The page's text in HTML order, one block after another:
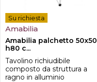
Su richiesta
Amabilia
Amabilia palchetto 50x50
h80 c...
Tavolino richiudibile
composto da struttura a
ragno in alluminio